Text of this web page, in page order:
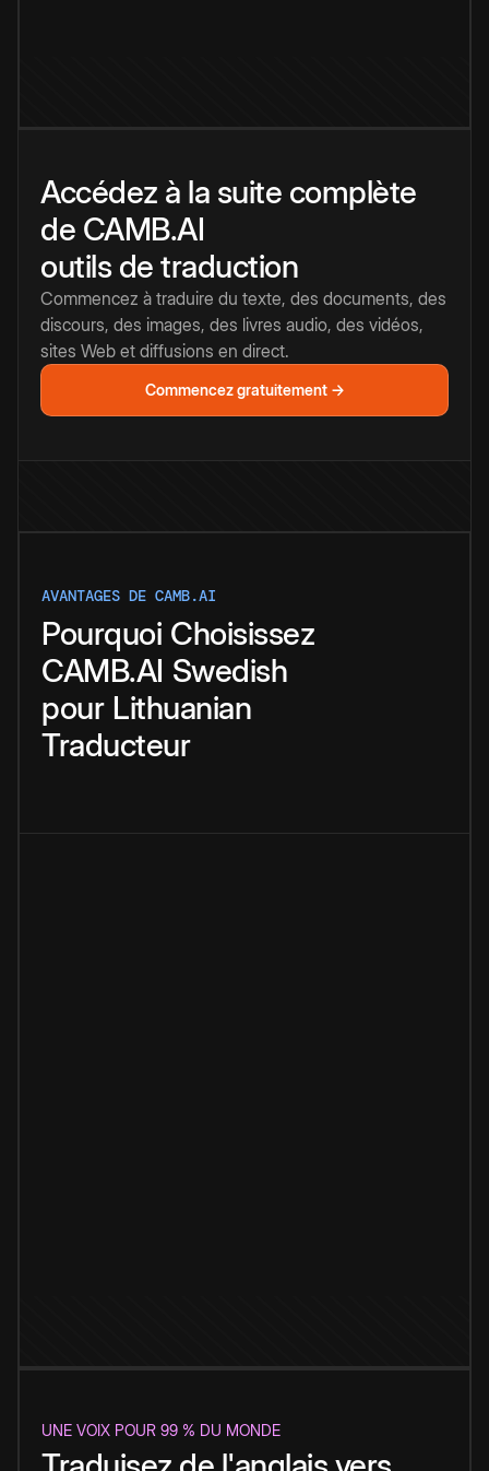
Accédez à la suite complète
de CAMB.AI
outils de traduction
Commencez à traduire du texte, des documents, des
discours, des images, des livres audio, des vidéos,
sites Web et diffusions en direct.
Commencez gratuitement →
AVANTAGES DE CAMB.AI
Pourquoi Choisissez
CAMB.AI Swedish
pour Lithuanian
Traducteur
UNE VOIX POUR 99 % DU MONDE